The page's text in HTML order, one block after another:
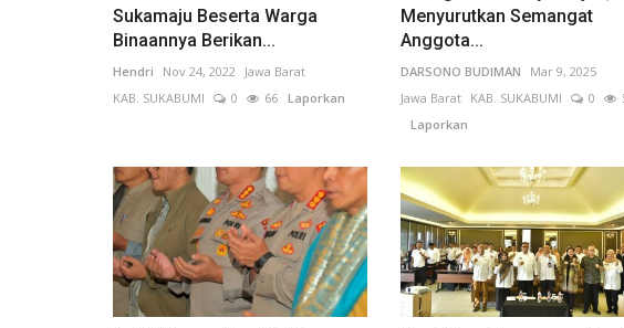
Sukamaju Beserta Warga
Binaannya Berikan...
Hendri Nov 24, 2022
Jawa Barat
KAB. SUKABUMI
0 66 Laporkan
Menyurutkan Semangat
Anggota...
DARSONO BUDIMAN
Mar 9, 2025
Jawa Barat
KAB. SUKABUMI 0
Laporkan